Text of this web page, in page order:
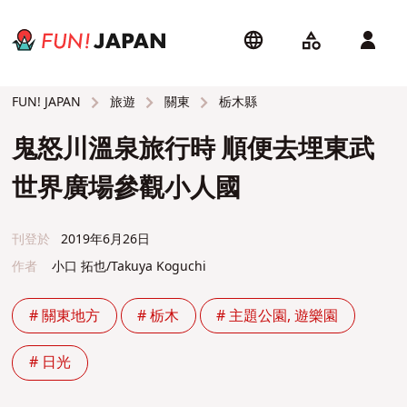
FUN! JAPAN 旅遊 關東 栃木縣
鬼怒川溫泉旅行時 順便去埋東武
世界廣場參觀小人國
刊登於
2019年6月26日
作者
小口 拓也/Takuya Koguchi
# 關東地方 # 栃木 # 主題公園, 遊樂園
# 日光